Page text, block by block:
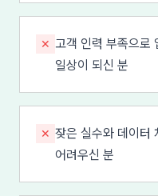
✕ 고객 인력 부족으로
일상이 되신 분
✕ 잦은 실수와 데이터
어려우신 분